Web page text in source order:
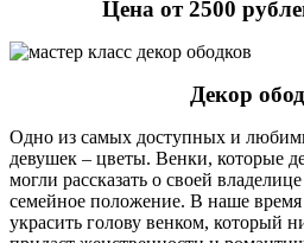
Цена от 2500
Декор
Одно из самых доступных и
девушек – цветы. Венки, которые
могли рассказать о своей
семейное положение. В наше
украсить голову венком, который